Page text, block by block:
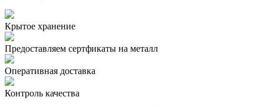
Крытое хранение
Предоставляем сертфикаты на металл
Оперативная доставка
Контроль качества